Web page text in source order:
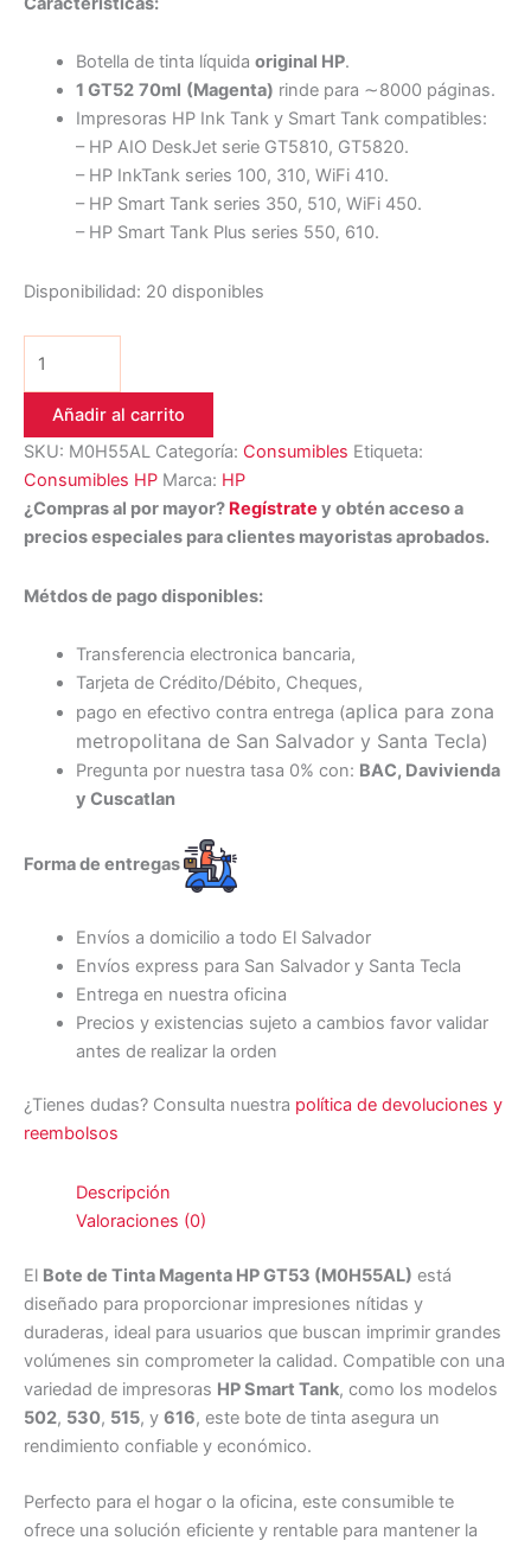
Botella de tinta líquida original HP.
1 GT52 70ml (Magenta) rinde para ∼8000 páginas.
Impresoras HP Ink Tank y Smart Tank compatibles:
– HP AIO DeskJet serie GT5810, GT5820.
– HP InkTank series 100, 310, WiFi 410.
– HP Smart Tank series 350, 510, WiFi 450.
– HP Smart Tank Plus series 550, 610.
Disponibilidad: 20 disponibles
Añadir al carrito
SKU: M0H55AL Categoría: Consumibles Etiqueta:
Consumibles HP Marca: HP
¿Compras al por mayor? Regístrate y obtén acceso a
precios especiales para clientes mayoristas aprobados.
Métdos de pago disponibles:
Transferencia electronica bancaria,
Tarjeta de Crédito/Débito, Cheques,
pago en efectivo contra entrega (aplica para zona
metropolitana de San Salvador y Santa Tecla)
Pregunta por nuestra tasa 0% con: BAC, Davivienda
y Cuscatlan
Forma de entregas
Envíos a domicilio a todo El Salvador
Envíos express para San Salvador y Santa Tecla
Entrega en nuestra oficina
Precios y existencias sujeto a cambios favor validar
antes de realizar la orden
¿Tienes dudas? Consulta nuestra política de devoluciones y
reembolsos
Descripción
Valoraciones (0)
El Bote de Tinta Magenta HP GT53 (M0H55AL) está
diseñado para proporcionar impresiones nítidas y
duraderas, ideal para usuarios que buscan imprimir grandes
volúmenes sin comprometer la calidad. Compatible con una
variedad de impresoras HP Smart Tank, como los modelos
502, 530, 515, y 616, este bote de tinta asegura un
rendimiento confiable y económico.
Perfecto para el hogar o la oficina, este consumible te
ofrece una solución eficiente y rentable para mantener la